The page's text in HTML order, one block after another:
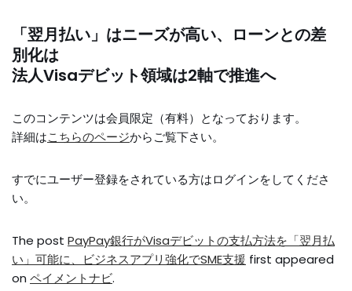
「翌月払い」はニーズが高い、ローンとの差
別化は
法人Visaデビット領域は2軸で推進へ
このコンテンツは会員限定（有料）となっております。
詳細はこちらのページからご覧下さい。
すでにユーザー登録をされている方はログインをしてくださ
い。
The post PayPay銀行がVisaデビットの支払方法を「翌月払
い」可能に、ビジネスアプリ強化でSME支援 first appeared
on ペイメントナビ.